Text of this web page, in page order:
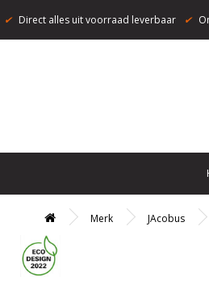
✔ Direct alles uit voorraad leverbaar ✔
Merk JAcobus